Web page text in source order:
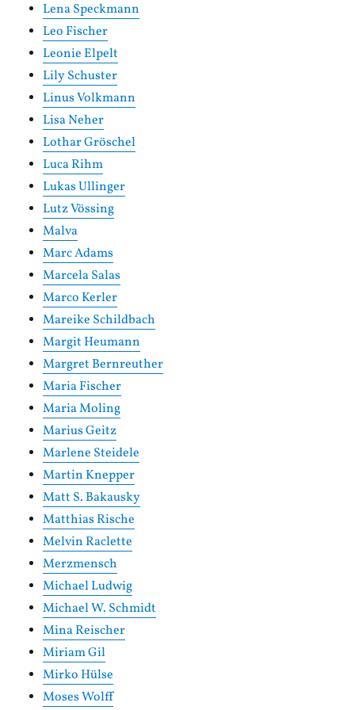
Lena Speckmann
Leo Fischer
Leonie Elpelt
Lily Schuster
Linus Volkmann
Lisa Neher
Lothar Gröschel
Luca Rihm
Lukas Ullinger
Lutz Vössing
Malva
Marc Adams
Marcela Salas
Marco Kerler
Mareike Schildbach
Margit Heumann
Margret Bernreuther
Maria Fischer
Maria Moling
Marius Geitz
Marlene Steidele
Martin Knepper
Matt S. Bakausky
Matthias Rische
Melvin Raclette
Merzmensch
Michael Ludwig
Michael W. Schmidt
Mina Reischer
Miriam Gil
Mirko Hülse
Moses Wolff